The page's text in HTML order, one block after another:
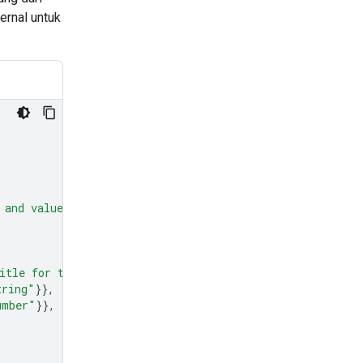
untuk
values."
for the chart."
}},
}},